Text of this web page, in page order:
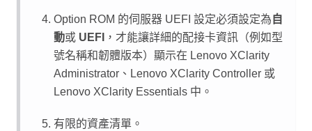
Option ROM 的伺服器 UEFI 設定必須設定為 自
動或 UEFI ，才能讓詳細的配接卡資訊（例如型
號名稱和韌體版本）顯示在 Lenovo XClarity
Administrator 、 Lenovo XClarity Controller 或
Lenovo XClarity Essentials 中。
有限的資產清單。